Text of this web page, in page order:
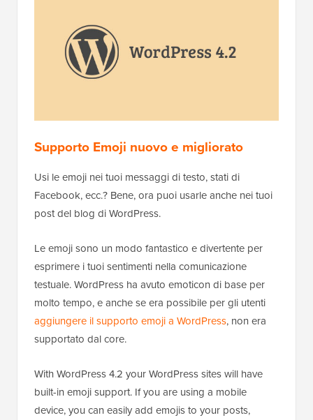
Supporto Emoji nuovo e migliorato
Usi le emoji nei tuoi messaggi di testo, stati di
Facebook, ecc.? Bene, ora puoi usarle anche nei tuoi
post del blog di WordPress.
Le emoji sono un modo fantastico e divertente per
esprimere i tuoi sentimenti nella comunicazione
testuale. WordPress ha avuto emoticon di base per
molto tempo, e anche se era possibile per gli utenti
aggiungere il supporto emoji a WordPress, non era
supportato dal core.
With WordPress 4.2 your WordPress sites will have
built-in emoji support. If you are using a mobile
device, you can easily add emojis to your posts,